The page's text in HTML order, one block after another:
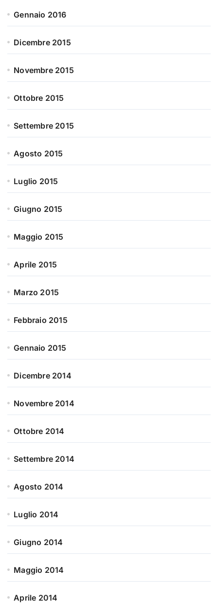
Gennaio 2016
Dicembre 2015
Novembre 2015
Ottobre 2015
Settembre 2015
Agosto 2015
Luglio 2015
Giugno 2015
Maggio 2015
Aprile 2015
Marzo 2015
Febbraio 2015
Gennaio 2015
Dicembre 2014
Novembre 2014
Ottobre 2014
Settembre 2014
Agosto 2014
Luglio 2014
Giugno 2014
Maggio 2014
Aprile 2014